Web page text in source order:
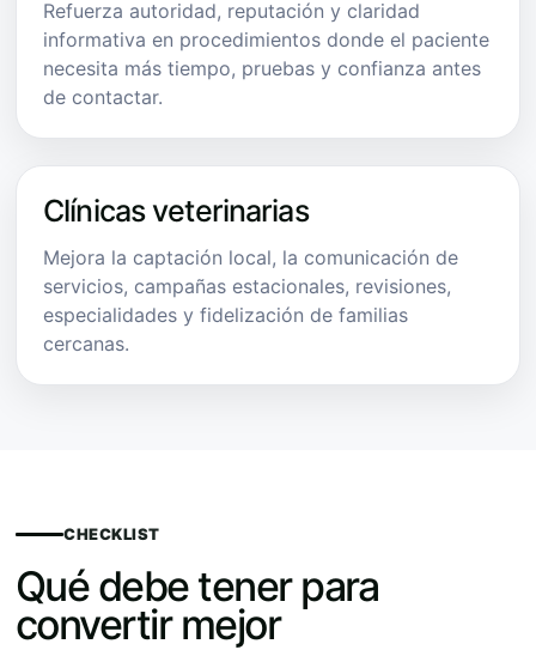
Refuerza autoridad, reputación y claridad
informativa en procedimientos donde el paciente
necesita más tiempo, pruebas y confianza antes
de contactar.
Clínicas veterinarias
Mejora la captación local, la comunicación de
servicios, campañas estacionales, revisiones,
especialidades y fidelización de familias
cercanas.
CHECKLIST
Qué debe tener para
convertir mejor